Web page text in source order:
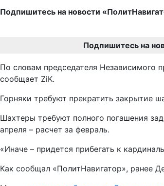
Подпишитесь на новости
Подпишитесь на
По словам председателя Независимого
сообщает ZiK.
Горняки требуют прекратить закрытие
Шахтеры требуют полного погашения
апреля – расчет за февраль.
«Иначе – придется прибегать к
Как сообщал «ПолитНавигатор», ранее